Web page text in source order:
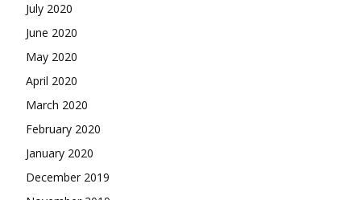
July 2020
June 2020
May 2020
April 2020
March 2020
February 2020
January 2020
December 2019